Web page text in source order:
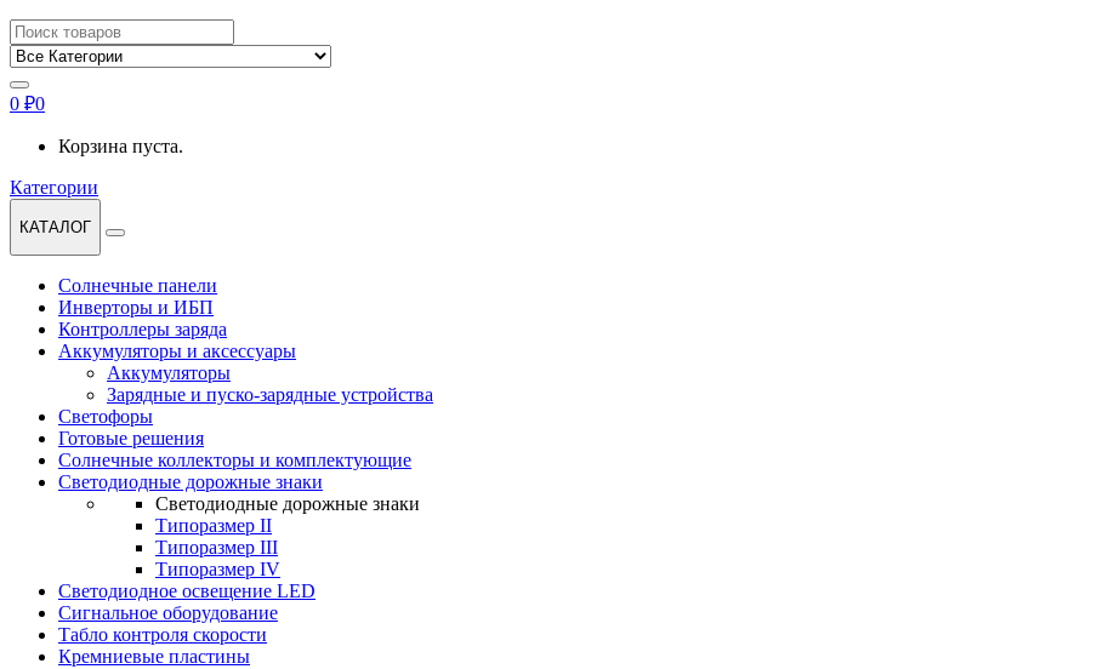
Найти:
0 ₽0
Корзина пуста.
Категории
КАТАЛОГ
Солнечные панели
Инверторы и ИБП
Контроллеры заряда
Аккумуляторы и аксессуары
Аккумуляторы
Зарядные и пуско-зарядные устройства
Светофоры
Готовые решения
Солнечные коллекторы и комплектующие
Светодиодные дорожные знаки
Светодиодные дорожные знаки
Типоразмер II
Типоразмер III
Типоразмер IV
Светодиодное освещение LED
Сигнальное оборудование
Табло контроля скорости
Кремниевые пластины